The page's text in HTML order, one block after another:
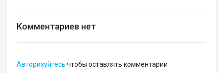
Комментариев нет
Авторизуйтесь чтобы оставлять комментарии